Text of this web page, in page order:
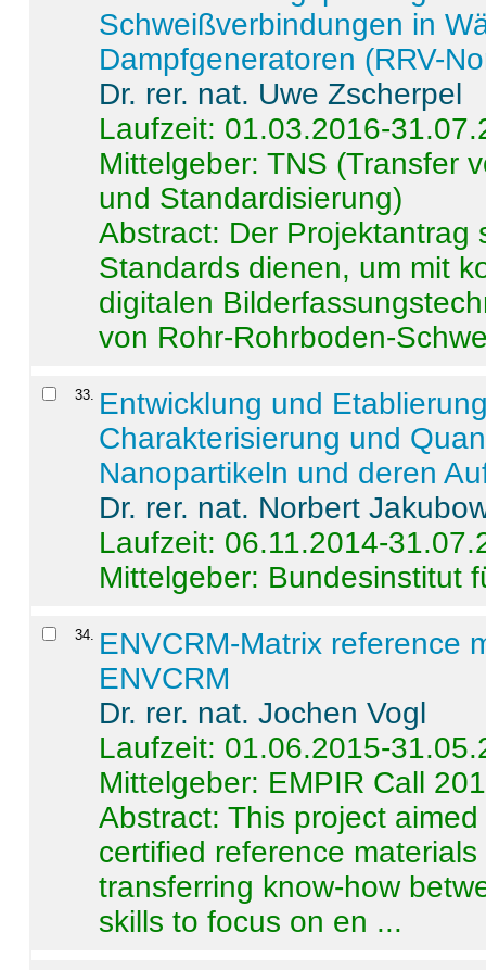
Schweißverbindungen in
Dampfgeneratoren (RRV-
Dr. rer. nat. Uwe Zscherpel
Laufzeit: 01.03.2016-
Mittelgeber: TNS (Transfer
und Standardisierung)
Abstract: Der Projektantrag
Standards dienen, um mit
digitalen
von Rohr-Rohrboden-
33. Entwicklung und
Charakterisierung und
Nanopartikeln und deren
Dr. rer. nat. Norbert
Laufzeit: 06.11.2014-
Mittelgeber: Bundesinstitut
34. ENVCRM-Matrix reference
ENVCRM
Dr. rer. nat. Jochen Vogl
Laufzeit: 01.06.2015-
Mittelgeber: EMPIR Call
Abstract:This project
certified reference
transferring know-how
skills to focus on en ...